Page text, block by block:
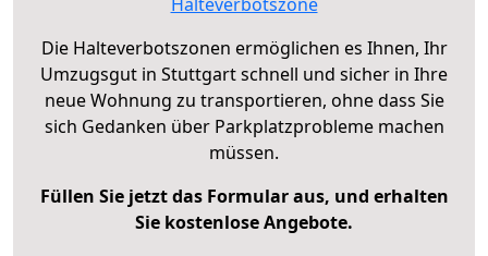
Die Halteverbotszonen ermöglichen es Ihnen, Ihr
Umzugsgut in Stuttgart schnell und sicher in Ihre
neue Wohnung zu transportieren, ohne dass Sie
sich Gedanken über Parkplatzprobleme machen
müssen.
Füllen Sie jetzt das Formular aus, und erhalten
Sie kostenlose Angebote.